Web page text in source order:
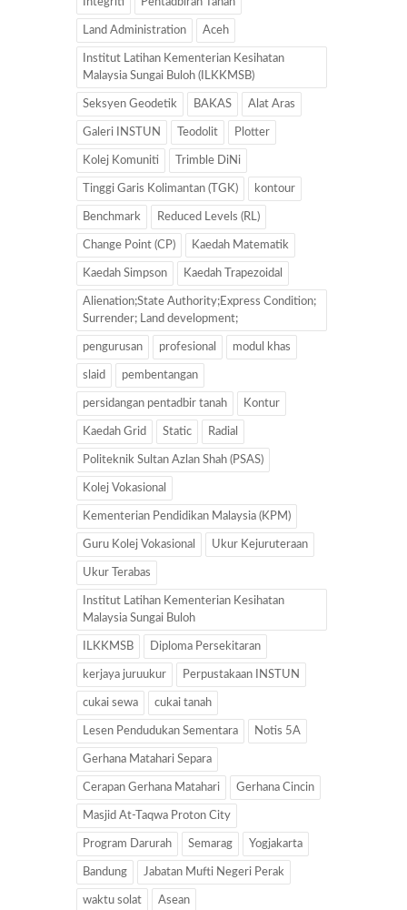
Land Administration Aceh
Institut Latihan Kementerian Kesihatan
Malaysia Sungai Buloh (ILKKMSB)
Seksyen Geodetik BAKAS Alat Aras
Galeri INSTUN Teodolit Plotter
Kolej Komuniti Trimble DiNi
Tinggi Garis Kolimantan (TGK) kontour
Benchmark Reduced Levels (RL)
Change Point (CP) Kaedah Matematik
Kaedah Simpson Kaedah Trapezoidal
Alienation;State Authority;Express Condition;
Surrender; Land development;
pengurusan profesional modul khas
slaid pembentangan
persidangan pentadbir tanah Kontur
Kaedah Grid Static Radial
Politeknik Sultan Azlan Shah (PSAS)
Kolej Vokasional
Kementerian Pendidikan Malaysia (KPM)
Guru Kolej Vokasional Ukur Kejuruteraan
Ukur Terabas
Institut Latihan Kementerian Kesihatan
Malaysia Sungai Buloh
ILKKMSB Diploma Persekitaran
kerjaya juruukur Perpustakaan INSTUN
cukai sewa cukai tanah
Lesen Pendudukan Sementara Notis 5A
Gerhana Matahari Separa
Cerapan Gerhana Matahari Gerhana Cincin
Masjid At-Taqwa Proton City
Program Darurah Semarag Yogjakarta
Bandung Jabatan Mufti Negeri Perak
waktu solat Asean